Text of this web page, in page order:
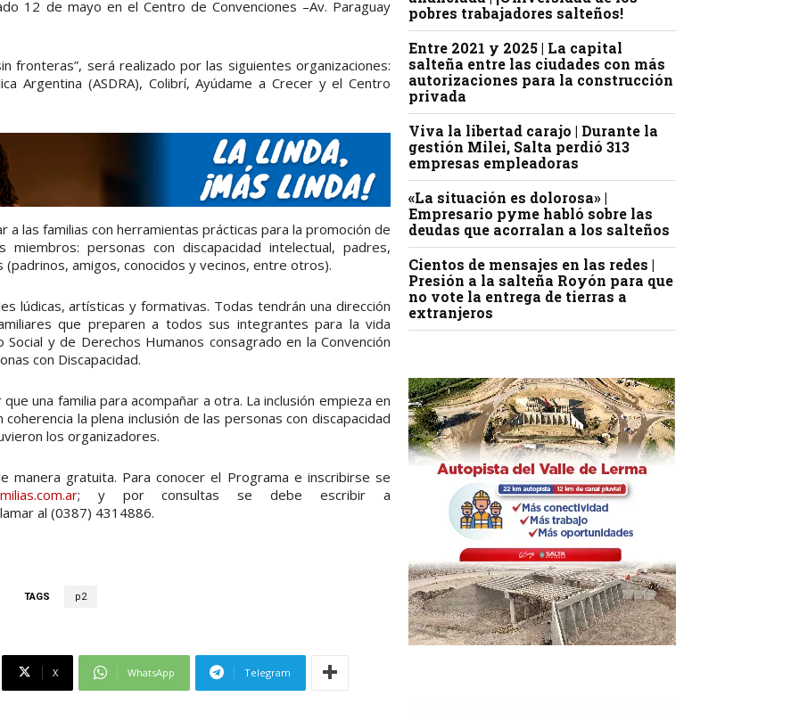
12 de mayo en el Centro de Convenciones –Av. Paraguay
fronteras”, será realizado por las siguientes organizaciones:
Argentina (ASDRA), Colibrí, Ayúdame a Crecer y el Centro
a las familias con herramientas prácticas para la promoción de
personas con discapacidad intelectual, padres,
amigos, conocidos y vecinos, entre otros).
lúdicas, artísticas y formativas. Todas tendrán una dirección
que preparen a todos sus integrantes para la vida
y de Derechos Humanos consagrado en la Convención
con Discapacidad.
una familia para acompañar a otra. La inclusión empieza en
la plena inclusión de las personas con discapacidad
los organizadores.
manera gratuita. Para conocer el Programa e inscribirse se
; y por consultas se debe escribir a
al (0387) 4314886.
TAGS p2
X WhatsApp Telegram
pobres trabajadores salteños!
Entre 2021 y 2025 | La capital
salteña entre las ciudades con más
autorizaciones para la construcción
privada
Viva la libertad carajo | Durante la
gestión Milei, Salta perdió 313
empresas empleadoras
«La situación es dolorosa» |
Empresario pyme habló sobre las
deudas que acorralan a los salteños
Cientos de mensajes en las redes |
Presión a la salteña Royón para que
no vote la entrega de tierras a
extranjeros